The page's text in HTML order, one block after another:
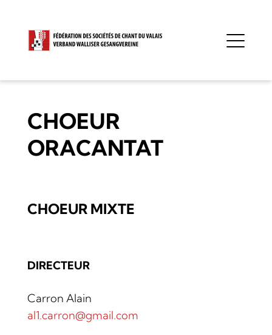
CHOEUR
ORACANTAT
CHOEUR MIXTE
DIRECTEUR
Carron Alain
al1.carron@gmail.com